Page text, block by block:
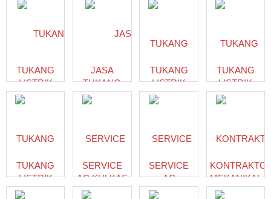
INSTALLATION
DEPOK
TUKANG
LISTRIK
LAMPUNG,JASA
LAMPUNG,PANEL
LAMPUNG
ARTUR
TEHNIK
JASA
TUKANG
SURABAYA,TUKANG
PANGGILAN
SURABAYA
INDOCIPTA
TUKANG
LISTRIK
PANGGILAN
POMPA AIR
BADUNG
ZIYAD
TEHNIK
TUKANG
LISTRIK
MOJOKERTO
ELECTRICAL
TUKANG
LISTRIK
RUMAH
SERVICE
AC KULKAS
MESIN
SERVICE
AC
CIBINONG
MEKANIKAL
ELEKTRIKAL